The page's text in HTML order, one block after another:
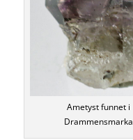
Ametyst funnet i
Drammensmarka